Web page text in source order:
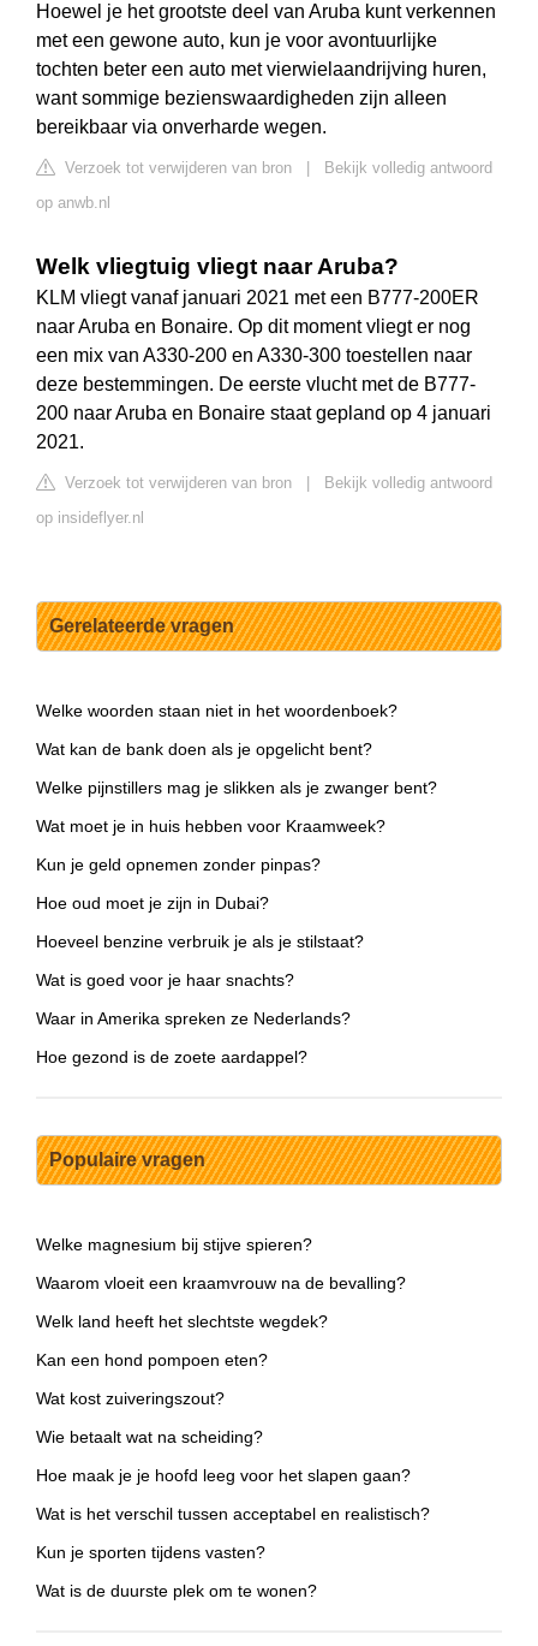
Hoewel je het grootste deel van Aruba kunt verkennen
met een gewone auto, kun je voor avontuurlijke
tochten beter een auto met vierwielaandrijving huren,
want sommige bezienswaardigheden zijn alleen
bereikbaar via onverharde wegen.
Verzoek tot verwijderen van bron
Bekijk volledig antwoord
op anwb.nl
Welk vliegtuig vliegt naar Aruba?
KLM vliegt vanaf januari 2021 met een B777-200ER
naar Aruba en Bonaire. Op dit moment vliegt er nog
een mix van A330-200 en A330-300 toestellen naar
deze bestemmingen. De eerste vlucht met de B777-
200 naar Aruba en Bonaire staat gepland op 4 januari
2021.
Verzoek tot verwijderen van bron
Bekijk volledig antwoord
op insideflyer.nl
Gerelateerde vragen
Welke woorden staan niet in het woordenboek?
Wat kan de bank doen als je opgelicht bent?
Welke pijnstillers mag je slikken als je zwanger bent?
Wat moet je in huis hebben voor Kraamweek?
Kun je geld opnemen zonder pinpas?
Hoe oud moet je zijn in Dubai?
Hoeveel benzine verbruik je als je stilstaat?
Wat is goed voor je haar snachts?
Waar in Amerika spreken ze Nederlands?
Hoe gezond is de zoete aardappel?
Populaire vragen
Welke magnesium bij stijve spieren?
Waarom vloeit een kraamvrouw na de bevalling?
Welk land heeft het slechtste wegdek?
Kan een hond pompoen eten?
Wat kost zuiveringszout?
Wie betaalt wat na scheiding?
Hoe maak je je hoofd leeg voor het slapen gaan?
Wat is het verschil tussen acceptabel en realistisch?
Kun je sporten tijdens vasten?
Wat is de duurste plek om te wonen?